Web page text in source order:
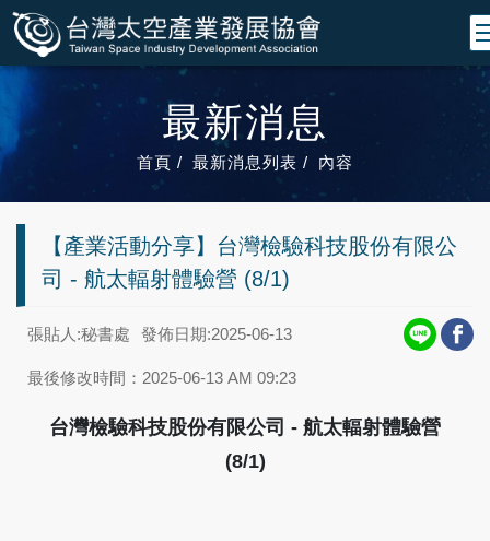
最新消息
首頁 最新消息列表 內容
【產業活動分享】台灣檢驗科技股份有限公
司 - 航太輻射體驗營 (8/1)
張貼人:秘書處 發佈日期:2025-06-13
最後修改時間：2025-06-13 AM 09:23
台灣檢驗科技股份有限公司 - 航太輻射體驗營
(8/1)